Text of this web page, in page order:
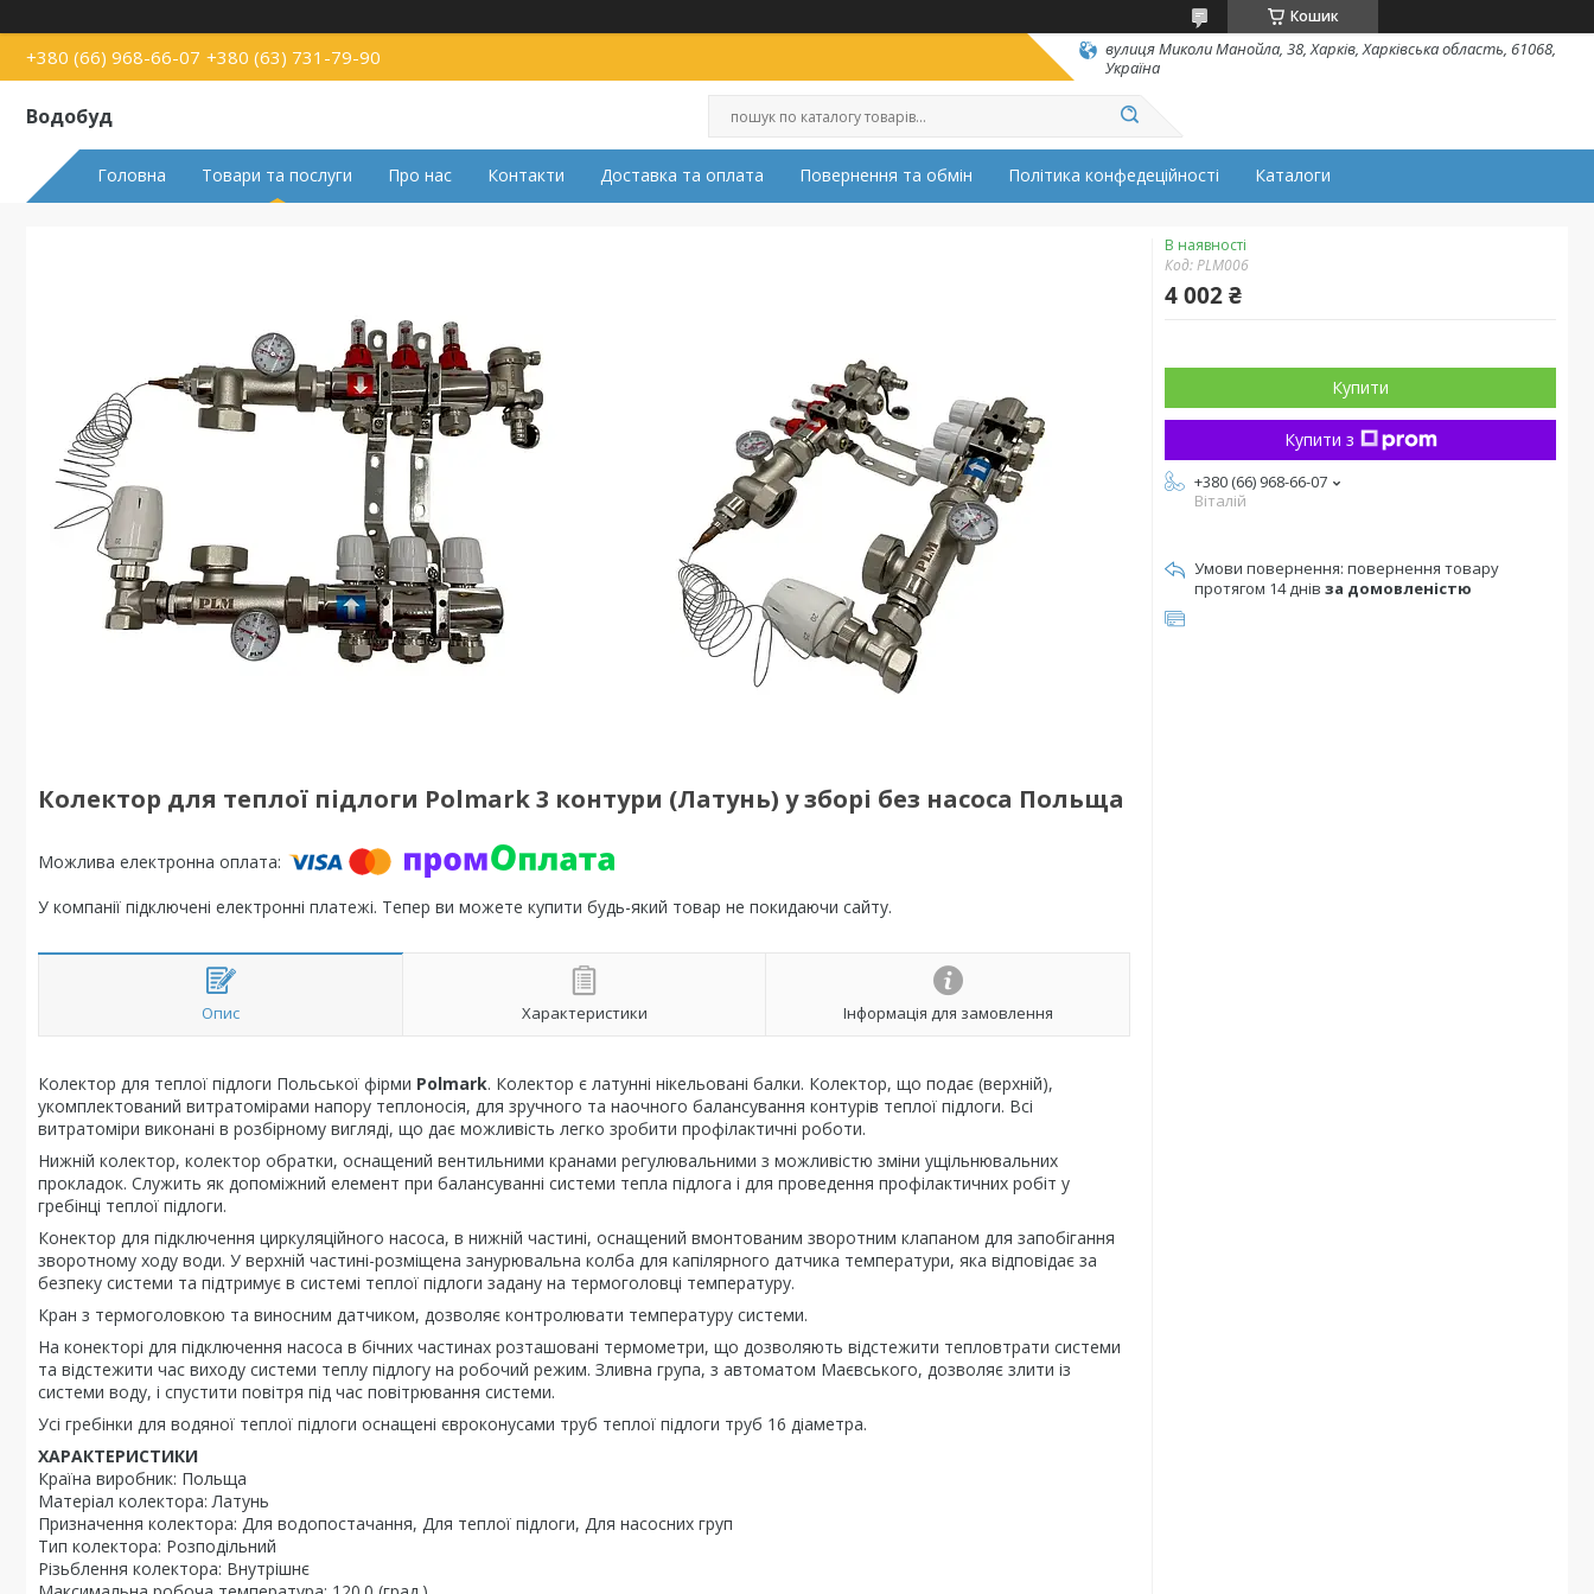
Кошик
+380 (66) 968-66-07 +380 (63) 731-79-90
вулиця Миколи Манойла, 38, Харків, Харківська область, 61068,
Україна
Водобуд
Головна Товари та послуги Про нас Контакти Доставка та оплата Повернення та обмін Політика конфедеційності Каталоги
Колектор для теплої підлоги Polmark 3 контури (Латунь) у зборі без насоса Польща
У компанії підключені електронні платежі. Тепер ви можете купити будь-який товар не покидаючи сайту.
Опис Характеристики Інформація для замовлення
Колектор для теплої підлоги Польської фірми Polmark. Колектор є латунні нікельовані балки. Колектор, що подає (верхній),
укомплектований витратомірами напору теплоносія, для зручного та наочного балансування контурів теплої підлоги. Всі
витратоміри виконані в розбірному вигляді, що дає можливість легко зробити профілактичні роботи.
Нижній колектор, колектор обратки, оснащений вентильними кранами регулювальними з можливістю зміни ущільнювальних
прокладок. Служить як допоміжний елемент при балансуванні системи тепла підлога і для проведення профілактичних робіт у
гребінці теплої підлоги.
Конектор для підключення циркуляційного насоса, в нижній частині, оснащений вмонтованим зворотним клапаном для запобігання
зворотному ходу води. У верхній частині-розміщена занурювальна колба для капілярного датчика температури, яка відповідає за
безпеку системи та підтримує в системі теплої підлоги задану на термоголовці температуру.
Кран з термоголовкою та виносним датчиком, дозволяє контролювати температуру системи.
На конекторі для підключення насоса в бічних частинах розташовані термометри, що дозволяють відстежити тепловтрати системи
та відстежити час виходу системи теплу підлогу на робочий режим. Зливна група, з автоматом Маєвського, дозволяє злити із
системи воду, і спустити повітря під час повітрювання системи.
Усі гребінки для водяної теплої підлоги оснащені євроконусами труб теплої підлоги труб 16 діаметра.
ХАРАКТЕРИСТИКИ
Країна виробник: Польща
Матеріал колектора: Латунь
Призначення колектора: Для водопостачання, Для теплої підлоги, Для насосних груп
Тип колектора: Розподільний
Різьблення колектора: Внутрішнє
В наявності
Код:PLM006
4 002 ₴
Купити
Купити з
+380 (66) 968-66-07
Віталій
повернення товару
протягом 14 днів за домовленістю